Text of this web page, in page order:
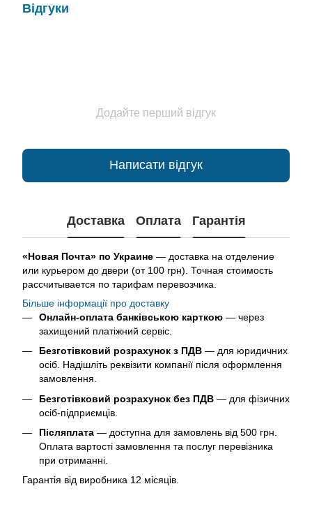
Відгуки
Додайте перший відгук
Написати відгук
Доставка Оплата Гарантія
«Новая Почта» по Украине — доставка на отделение
или курьером до двери (от 100 грн). Точная стоимость
рассчитывается по тарифам перевозчика.
Більше інформації про доставку
Онлайн-оплата банківською карткою — через
захищений платіжний сервіс.
Безготівковий розрахунок з ПДВ — для юридичних
осіб. Надішліть реквізити компанії після оформлення
замовлення.
Безготівковий розрахунок без ПДВ — для фізичних
осіб-підприємців.
Післяплата — доступна для замовлень від 500 грн.
Оплата вартості замовлення та послуг перевізника
при отриманні.
Гарантія від виробника 12 місяців.